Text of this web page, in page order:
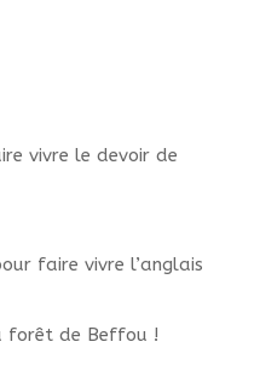
vivre le devoir de
faire vivre l’anglais
forêt de Beffou !